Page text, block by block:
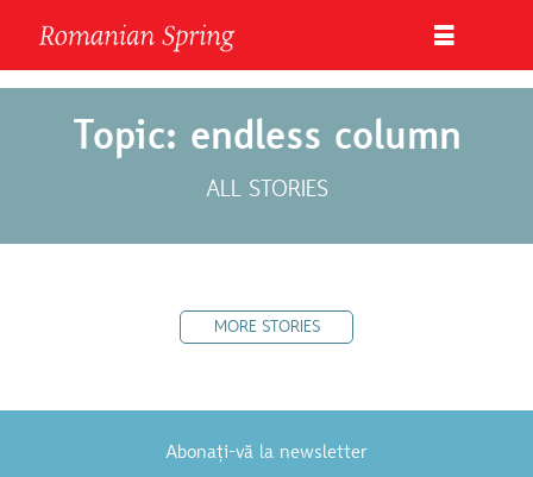
Topic: endless column
ALL STORIES
MORE STORIES
Abonați-vă la newsletter